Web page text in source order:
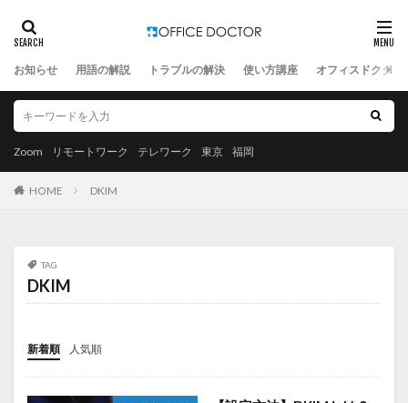
お知らせ 用語の解説 トラブルの解決 使い方講座 オフィスドクター
Zoom リモートワーク テレワーク 東京 福岡
HOME DKIM
TAG
DKIM
新着順 人気順